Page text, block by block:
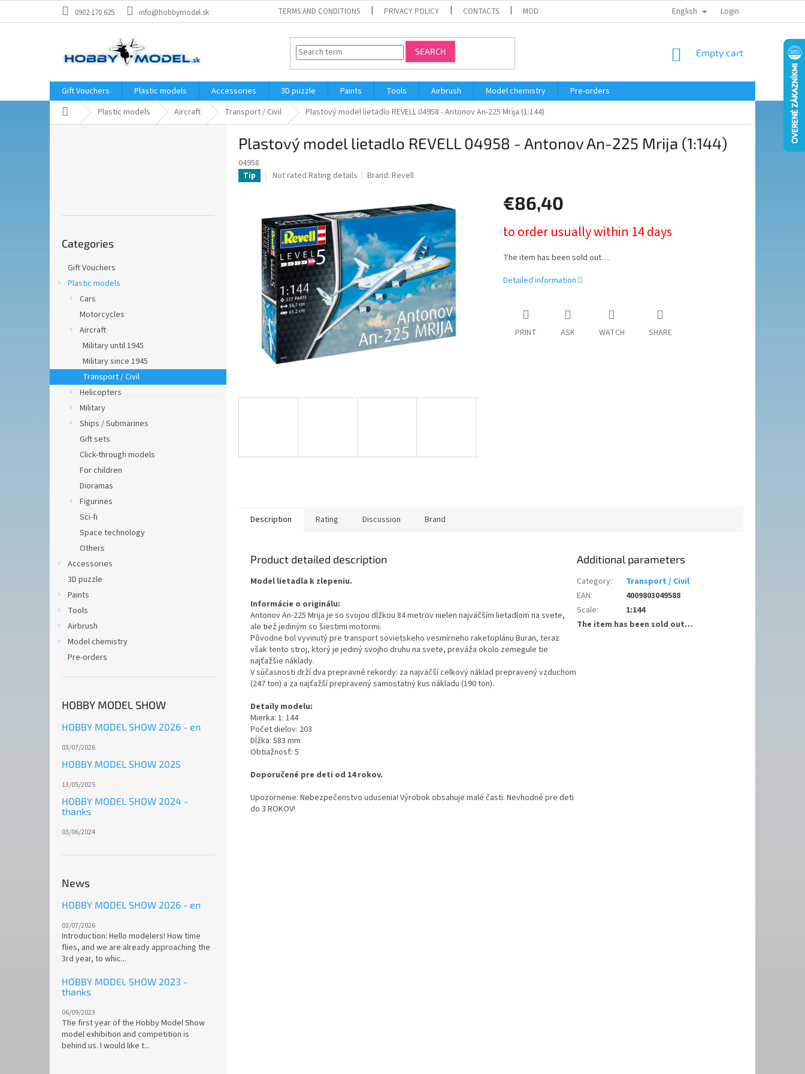
0902 170 625 info@hobbymodel.sk TERMS AND CONDITIONS PRIVACY POLICY CONTACTS MODELING COURSE English Login
SEARCH
SHOPPING
Empty cart
Gift Vouchers Plastic models Accessories 3D puzzle Paints Tools Airbrush Model chemistry
Pre-orders
Home Plastic models Aircraft Transport / Civil Plastový model lietadlo REVELL 04958 - Antonov An-225 Mrija (1:144)
categories
Categories
Gift Vouchers
Plastic models
Cars
Motorcycles
Aircraft
Military until 1945
Military since 1945
Transport / Civil
Helicopters
Military
Ships / Submarines
Gift sets
Click-through models
For children
Dioramas
Figurines
Sci-fi
Space technology
Others
Accessories
3D puzzle
Paints
Tools
Airbrush
Model chemistry
Pre-orders
HOBBY MODEL SHOW
HOBBY MODEL SHOW 2026 - en
03/07/2026
HOBBY MODEL SHOW 2025
13/05/2025
HOBBY MODEL SHOW 2024 -
thanks
03/06/2024
News
HOBBY MODEL SHOW 2026 - en
03/07/2026
Introduction: Hello modelers! How time
flies, and we are already approaching the
3rd year, to whic...
HOBBY MODEL SHOW 2023 -
thanks
06/09/2023
The first year of the Hobby Model Show
model exhibition and competition is
behind us. I would like t...
Plastový model lietadlo REVELL 04958 - Antonov An-225 Mrija (1:144)
04958
Tip
The
is
0,0
out
of
5
stars.
Not rated Rating details Brand:Revell
€86,40
price:
to order usually within 14 days
The item has been sold out…
Detailed information
PRINT ASK WATCH SHARE
Description Rating Discussion Brand
Product detailed description
Model lietadla k zlepeniu.
Informácie o originálu:
Antonov An-225 Mrija je so svojou dĺžkou 84 metrov nielen najväčším lietadlom na svete,
ale tiež jediným so šiestimi motormi.
Pôvodne bol vyvinutý pre transport sovietskeho vesmírneho raketoplánu Buran, teraz
však tento stroj, ktorý je jediný svojho druhu na svete, preváža okolo zemegule tie
najťažšie náklady.
V súčasnosti drží dva prepravné rekordy: za najväčší celkový náklad prepravený vzduchom
(247 ton) a za najťažší prepravený samostatný kus nákladu (190 ton).
Detaily modelu:
Mierka: 1: 144
Počet dielov: 203
Dĺžka: 583 mm
Obtiažnosť: 5
Doporučené pre deti od 14 rokov.
Upozornenie: Nebezpečenstvo udusenia! Výrobok obsahuje malé časti. Nevhodné pre deti
do 3 ROKOV!
Additional parameters
Category:
Transport / Civil
EAN:
4009803049588
Scale:
1:144
The item has been sold out…